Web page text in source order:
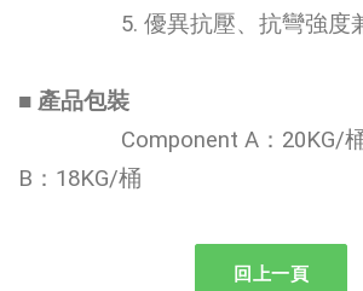
5. 優異抗壓、抗彎強度兼
■ 產品包裝
Component A：20KG/桶
B：18KG/桶
回上一頁